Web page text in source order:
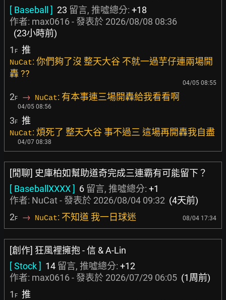
[ Baseball ] 23 留言, 推噓總分: +18
作者: max0616- 發表於 2026/08/08 08:36
(23小時前)
1 F 推
NuCat: 你們夠了沒 整天大谷 不就一過芋仔連兩場開
轟 ??
04/05 08:55
2F → NuCat: 有本事連三場開轟給我看看啊
04/05 08:56
3F 推
NuCat: 煩死了 整天大谷 事不過三 這場再開轟我自盡
04/07 08:38
[閒聊] 史庫柏如幫助道奇完成三連霸有可能留下？
[ BaseballXXXX ] 6 留言, 推噓總分: +1
作者: NuCat - 發表於 2026/08/04 09:32 (4天前)
2F → NuCat: 不知道 我一日球迷 08/04 17:34
[創作] 狂風裡擁抱 - 信 & A-Lin
[ Stock ] 14 留言, 推噓總分: +12
作者: max0616- 發表於 2026/07/29 06:05 (1周前)
1 F 推